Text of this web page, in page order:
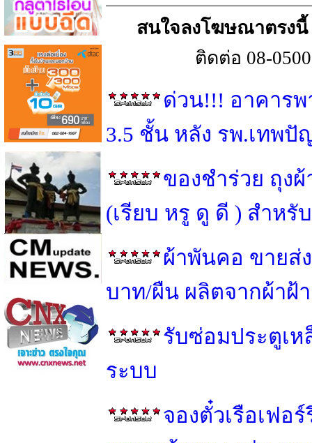
สนใจลงโฆษณาตรงนี้
ติดต่อ 08-
ด่วน!!! อาคาร
3.5 ชั้น หลัง รพ.เทพ
ของชำร่วย ถุง
(เรียบ หรู ดู ดี ) สำหรั
ผ้าพันคอ ขายส่
บาท/ผืน ผลิตจากผ้าฝ้
รับซ่อมประตูเห
ระบบ
จองตั๋วเรือเฟอ